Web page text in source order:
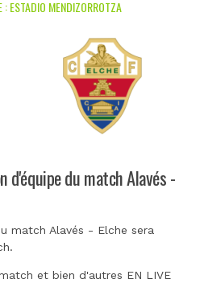
: ESTADIO MENDIZORROTZA
d'équipe du match Alavés -
match Alavés - Elche sera
et bien d'autres EN LIVE